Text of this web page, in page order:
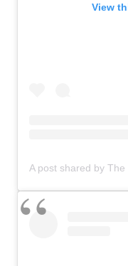
View